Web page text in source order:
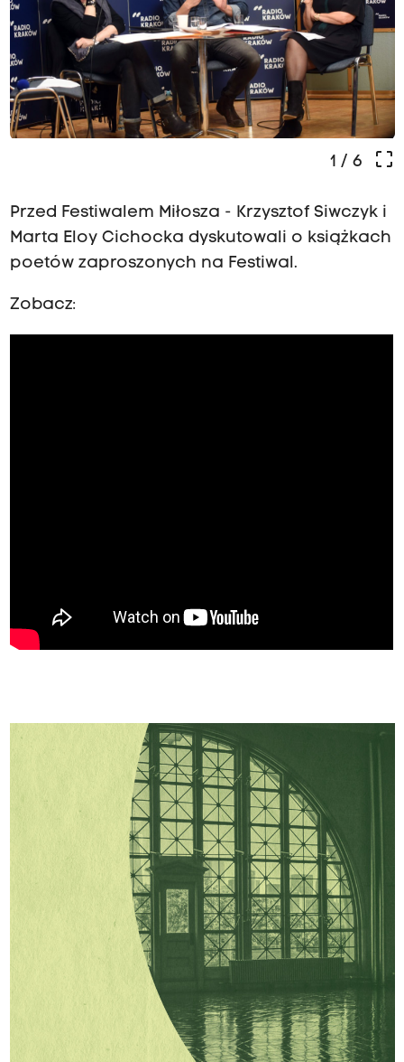
crop_free
1 / 6
Przed Festiwalem Miłosza - Krzysztof Siwczyk i
Marta Eloy Cichocka dyskutowali o książkach
poetów zaproszonych na Festiwal.
Zobacz: